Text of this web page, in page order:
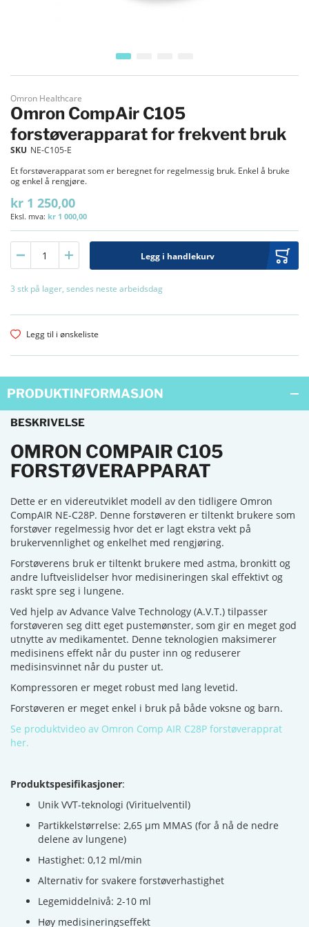
Gå til begynnelsen av bildegalleri
Omron Healthcare
Omron CompAir C105
forstøverapparat for frekvent bruk
SKU NE-C105-E
Et forstøverapparat som er beregnet for regelmessig bruk. Enkel å bruke
og enkel å rengjøre.
kr 1 250,00
kr 1 000,00
Legg i handlekurv
3 stk på lager, sendes neste arbeidsdag
Legg til i ønskeliste
PRODUKTINFORMASJON
BESKRIVELSE
OMRON COMPAIR C105
FORSTØVERAPPARAT
Dette er en videreutviklet modell av den tidligere Omron
CompAIR NE-C28P. Denne forstøveren er tiltenkt brukere som
forstøver regelmessig hvor det er lagt ekstra vekt på
brukervennlighet og enkelhet med rengjøring.
Forstøverens bruk er tiltenkt brukere med astma, bronkitt og
andre luftveislidelser hvor medisineringen skal effektivt og
raskt spre seg i lungene.
Ved hjelp av Advance Valve Technology (A.V.T.) tilpasser
forstøveren seg ditt eget pustemønster, som gir en meget god
utnytte av medikamentet. Denne teknologien maksimerer
medisinens effekt når du puster inn og reduserer
medisinsvinnet når du puster ut.
Kompressoren er meget robust med lang levetid.
Forstøveren er meget enkel i bruk på både voksne og barn.
Se produktvideo av Omron Comp AIR C28P forstøverapprat
her.
Produktspesifikasjoner:
Unik VVT-teknologi (Virituelventil)
Partikkelstørrelse: 2,65 µm MMAS (for å nå de nedre
delene av lungene)
Hastighet: 0,12 ml/min
Alternativ for svakere forstøverhastighet
Legemiddelnivå: 2-10 ml
Høy medisineringseffekt